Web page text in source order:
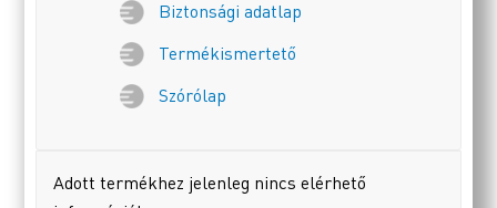
Biztonsági adatlap
Termékismertető
Szórólap
Adott termékhez jelenleg nincs elérhető